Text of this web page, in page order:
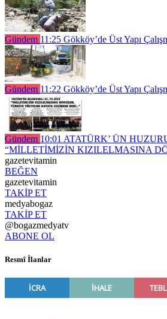
Gündem 11:25 Gökköy’de Üst Yapı
Gündem 11:22 Gökköy’de Üst Yapı
Gündem 10:01 ATATÜRK’ ÜN
“MİLLETİMİZİN KIZILELMASINA
gazetevitamin
BEĞEN
gazetevitamin
TAKİP ET
medyabogaz
TAKİP ET
@bogazmedyatv
ABONE OL
Resmî İlanlar